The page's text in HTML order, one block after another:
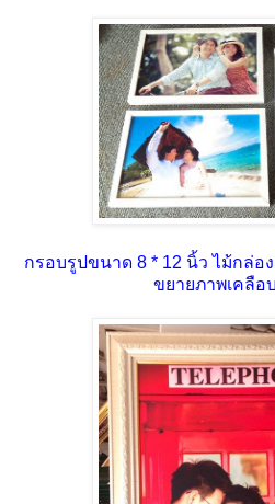
กรอบรูปขนาด 8 * 12 นิ้ว ไม้กล่อ
ขยายภาพเคลือ